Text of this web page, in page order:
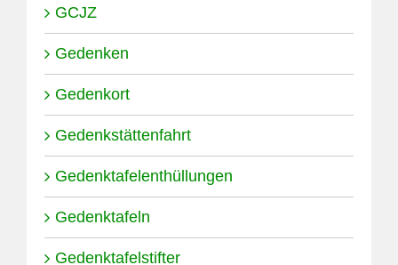
GCJZ
Gedenken
Gedenkort
Gedenkstättenfahrt
Gedenktafelenthüllungen
Gedenktafeln
Gedenktafelstifter